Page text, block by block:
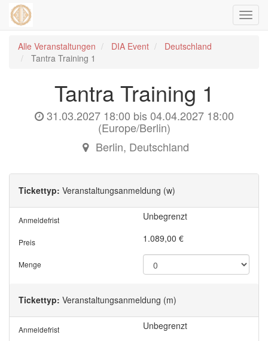
ein-/
Alle Veranstaltungen
DIA Event
Deutschland
Tantra Training 1
Tantra Training 1
31.03.2027 18:00 bis 04.04.2027 18:00
(Europe/Berlin)
Berlin, Deutschland
Tickettyp: Veranstaltungsanmeldung (w)
Anmeldefrist Unbegrenzt
Preis 1.089,00 €
Menge
Tickettyp: Veranstaltungsanmeldung (m)
Anmeldefrist Unbegrenzt